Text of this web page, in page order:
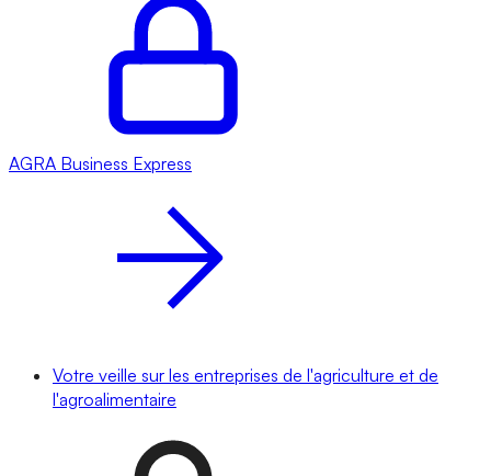
AGRA Business Express
Votre veille sur les entreprises de l'agriculture et de
l'agroalimentaire